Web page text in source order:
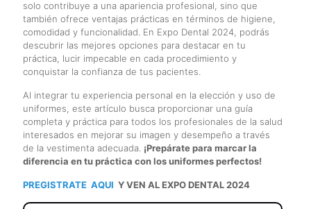
solo contribuye a una apariencia profesional, sino que
también ofrece ventajas prácticas en términos de higiene,
comodidad y funcionalidad. En Expo Dental 2024, podrás
descubrir las mejores opciones para destacar en tu
práctica, lucir impecable en cada procedimiento y
conquistar la confianza de tus pacientes.
Al integrar tu experiencia personal en la elección y uso de
uniformes, este artículo busca proporcionar una guía
completa y práctica para todos los profesionales de la salud
interesados en mejorar su imagen y desempeño a través
de la vestimenta adecuada. ¡Prepárate para marcar la
diferencia en tu práctica con los uniformes perfectos!
PREGISTRATE AQUI Y VEN AL EXPO DENTAL 2024